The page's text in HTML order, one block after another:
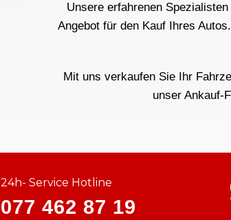
Unsere erfahrenen
Angebot für den Kauf Ihres
Mit uns verkaufen Sie Ihr
unser Ankauf-
24h- Service Hotline
077 462 87 19